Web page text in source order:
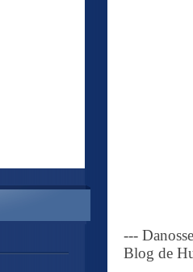
---
Blog de